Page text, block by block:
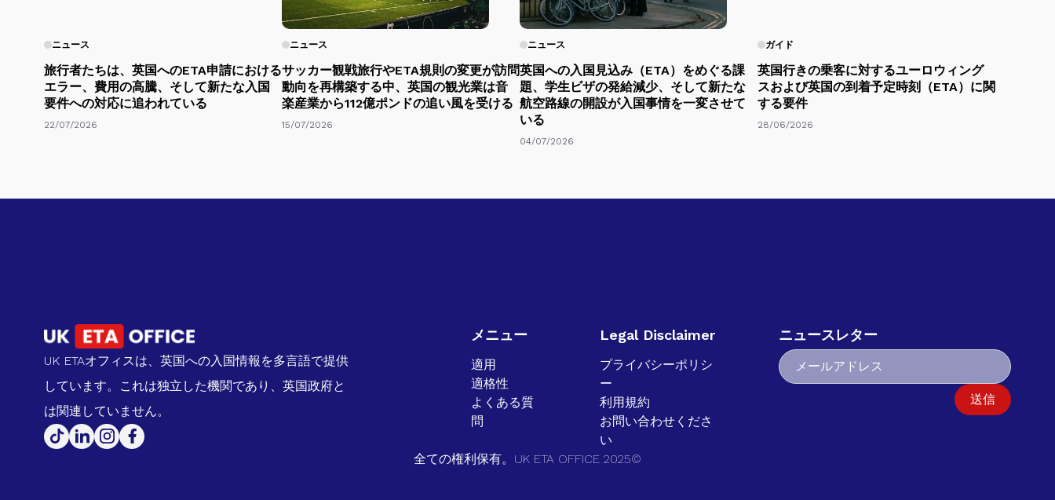
ニュース
旅行者たちは、英国へのETA申請における
エラー、費用の高騰、そして新たな入国
要件への対応に追われている
22/07/2026
ニュース
サッカー観戦旅行やETA規則の変更が訪問
動向を再構築する中、英国の観光業は音
楽産業から112億ポンドの追い風を受ける
15/07/2026
ニュース
英国への入国見込み（ETA）をめぐる課
題、学生ビザの発給減少、そして新たな
航空路線の開設が入国事情を一変させて
いる
04/07/2026
ガイド
英国行きの乗客に対するユーロウィング
スおよび英国の到着予定時刻（ETA）に関
する要件
28/06/2026
UK ETAオフィスは、英国への入国情報を多言語で提供
しています。これは独立した機関であり、英国政府と
は関連していません。
メニュー
適用
適格性
よくある質
問
Legal Disclaimer
プライバシーポリシ
ー
利用規約
お問い合わせくださ
い
ニュースレター
送信
全ての権利保有。UK ETA OFFICE 2025©